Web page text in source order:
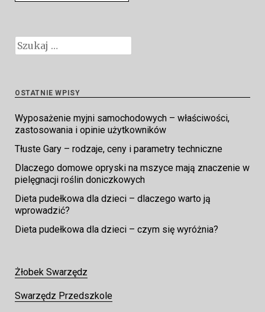
Szukaj:
OSTATNIE WPISY
Wyposażenie myjni samochodowych – właściwości,
zastosowania i opinie użytkowników
Tłuste Gary – rodzaje, ceny i parametry techniczne
Dlaczego domowe opryski na mszyce mają znaczenie w
pielęgnacji roślin doniczkowych
Dieta pudełkowa dla dzieci – dlaczego warto ją
wprowadzić?
Dieta pudełkowa dla dzieci – czym się wyróżnia?
Żłobek Swarzędz
Swarzędz Przedszkole